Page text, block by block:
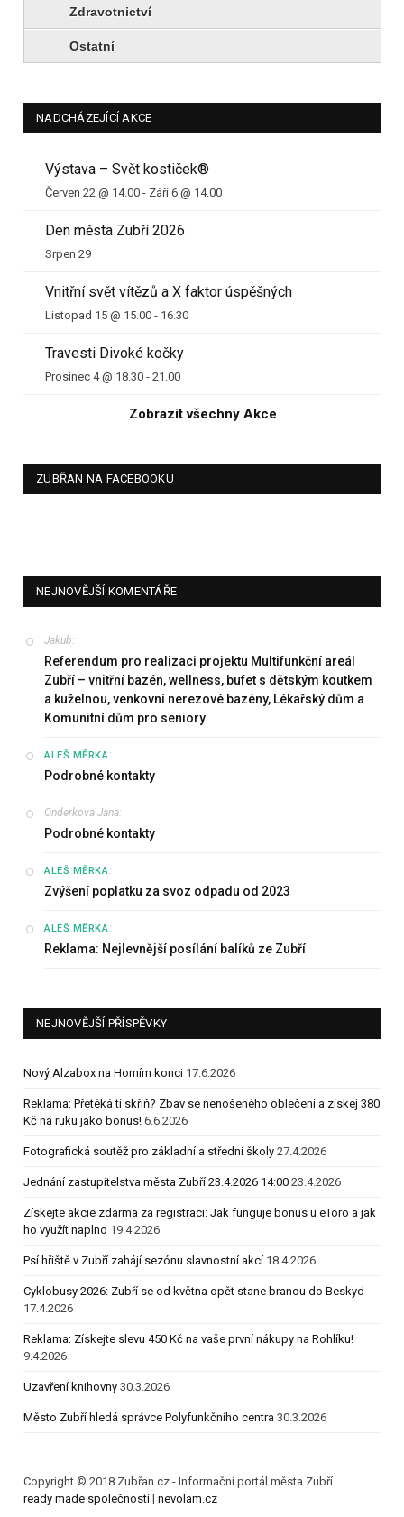
Zdravotnictví
Ostatní
NADCHÁZEJÍCÍ AKCE
Výstava – Svět kostiček®
Červen 22 @ 14.00 - Září 6 @ 14.00
Den města Zubří 2026
Srpen 29
Vnitřní svět vítězů a X faktor úspěšných
Listopad 15 @ 15.00 - 16.30
Travesti Divoké kočky
Prosinec 4 @ 18.30 - 21.00
Zobrazit všechny Akce
ZUBŘAN NA FACEBOOKU
NEJNOVĚJŠÍ KOMENTÁŘE
Jakub:
Referendum pro realizaci projektu Multifunkční areál
Zubří – vnitřní bazén, wellness, bufet s dětským koutkem
a kuželnou, venkovní nerezové bazény, Lékařský dům a
Komunitní dům pro seniory
ALEŠ MĚRKA:
Podrobné kontakty
Onderkova Jana:
Podrobné kontakty
ALEŠ MĚRKA:
Zvýšení poplatku za svoz odpadu od 2023
ALEŠ MĚRKA:
Reklama: Nejlevnější posílání balíků ze Zubří
NEJNOVĚJŠÍ PŘÍSPĚVKY
Nový Alzabox na Horním konci 17.6.2026
Reklama: Přetéká ti skříň? Zbav se nenošeného oblečení a získej 380
Kč na ruku jako bonus! 6.6.2026
Fotografická soutěž pro základní a střední školy 27.4.2026
Jednání zastupitelstva města Zubří 23.4.2026 14:00 23.4.2026
Získejte akcie zdarma za registraci: Jak funguje bonus u eToro a jak
ho využít naplno 19.4.2026
Psí hřiště v Zubří zahájí sezónu slavnostní akcí 18.4.2026
Cyklobusy 2026: Zubří se od května opět stane branou do Beskyd
17.4.2026
Reklama: Získejte slevu 450 Kč na vaše první nákupy na Rohlíku!
9.4.2026
Uzavření knihovny 30.3.2026
Město Zubří hledá správce Polyfunkčního centra 30.3.2026
Copyright © 2018 Zubřan.cz - Informační portál města Zubří.
ready made společnosti | nevolam.cz